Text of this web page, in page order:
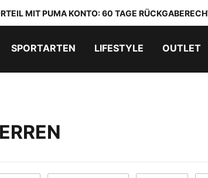
MIT PUMA KONTO: 60 TAGE
SPORTARTEN LIFESTYLE OUTLET